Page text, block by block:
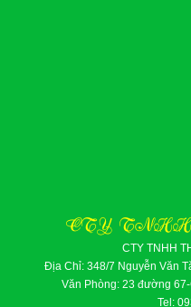
CTY TNHH
CTY TNHH
Địa Chỉ: 348/7 Nguyễn Văn
Văn Phòng: 23 đường
Tel: